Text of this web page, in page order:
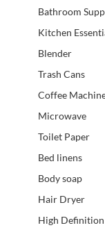
Bathroom
Kitchen
Blender
Trash Cans
Coffee
Microwave
Toilet Paper
Bed linens
Body soap
Hair Dryer
High Definition